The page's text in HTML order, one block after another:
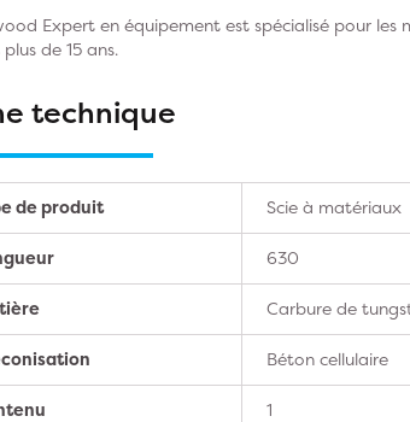
Expert en équipement est spécialisé pour les
de 15 ans.
technique
de produit Scie à matériaux
630
Carbure de
Béton cellulaire
1